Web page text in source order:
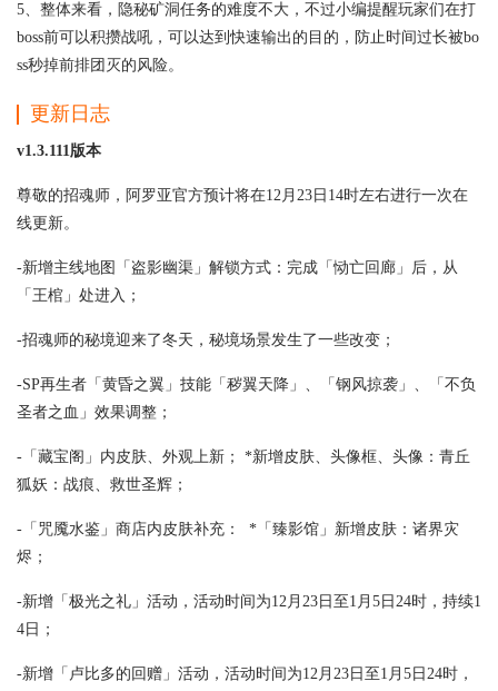
5、整体来看，隐秘矿洞任务的难度不大，不过小编提醒玩家们在打
boss前可以积攒战吼，可以达到快速输出的目的，防止时间过长被bo
ss秒掉前排团灭的风险。
更新日志
v1.3.111版本
尊敬的招魂师，阿罗亚官方预计将在12月23日14时左右进行一次在
线更新。
-新增主线地图「盗影幽渠」解锁方式：完成「恸亡回廊」后，从
「王棺」处进入；
-招魂师的秘境迎来了冬天，秘境场景发生了一些改变；
-SP再生者「黄昏之翼」技能「秽翼天降」、「钢风掠袭」、「不负
圣者之血」效果调整；
-「藏宝阁」内皮肤、外观上新； *新增皮肤、头像框、头像：青丘
狐妖：战痕、救世圣辉；
-「咒魇水鉴」商店内皮肤补充： *「臻影馆」新增皮肤：诸界灾
烬；
-新增「极光之礼」活动，活动时间为12月23日至1月5日24时，持续1
4日；
-新增「卢比多的回赠」活动，活动时间为12月23日至1月5日24时，